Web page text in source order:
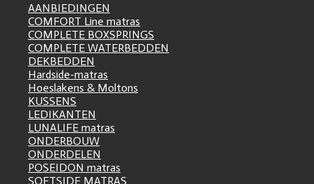
AANBIEDINGEN
COMFORT Line matras
COMPLETE BOXSPRINGS
COMPLETE WATERBEDDEN
DEKBEDDEN
Hardside-matras
Hoeslakens & Moltons
KUSSENS
LEDIKANTEN
LUNALIFE matras
ONDERBOUW
ONDERDELEN
POSEIDON matras
SOFTSIDE MATRAS